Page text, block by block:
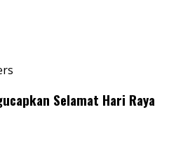
Selamat Hari Raya